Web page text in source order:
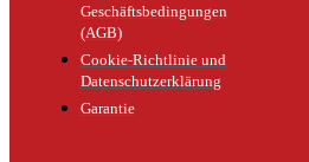
Geschäftsbedingungen
(AGB)
Cookie-Richtlinie und
Datenschutzerklärung
Garantie